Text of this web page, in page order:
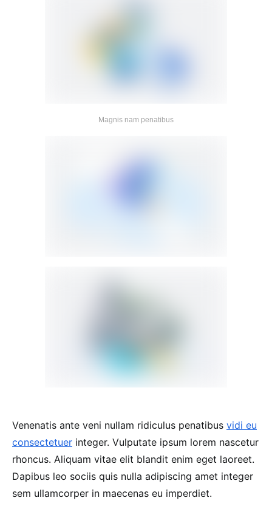
Magnis nam penatibus
Venenatis ante veni nullam ridiculus penatibus vidi eu
consectetuer integer. Vulputate ipsum lorem nascetur
rhoncus. Aliquam vitae elit blandit enim eget laoreet.
Dapibus leo sociis quis nulla adipiscing amet integer
sem ullamcorper in maecenas eu imperdiet.